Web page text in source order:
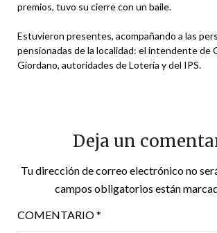
premios, tuvo su cierre con un baile.
Estuvieron presentes, acompañando a las
pensionadas de la localidad: el intendente de
Giordano, autoridades de Lotería y del IPS.
Deja un
Tu dirección de correo electrónico no
campos obligatorios están
COMENTARIO*